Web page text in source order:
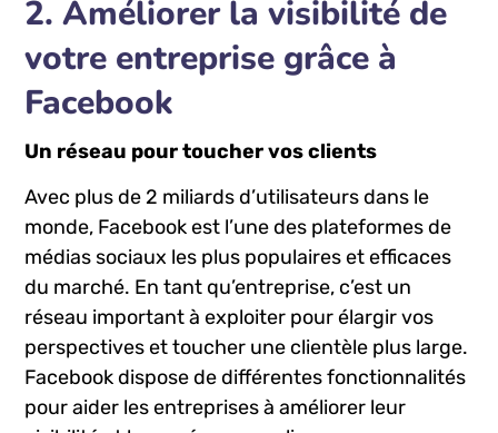
2. Améliorer la visibilité de​
votre entreprise grâce ⁢à⁣
Facebook
Un réseau pour toucher⁣ vos ⁢clients
Avec plus de 2​ miliards d’utilisateurs ⁣dans le
monde, ⁣Facebook est l’une des plateformes‌ de
médias sociaux les plus populaires⁢ et‍ efficaces
du marché. En tant qu’entreprise,​ c’est ⁣un
réseau important à exploiter pour élargir vos
perspectives et⁣ toucher une clientèle‌ plus large.